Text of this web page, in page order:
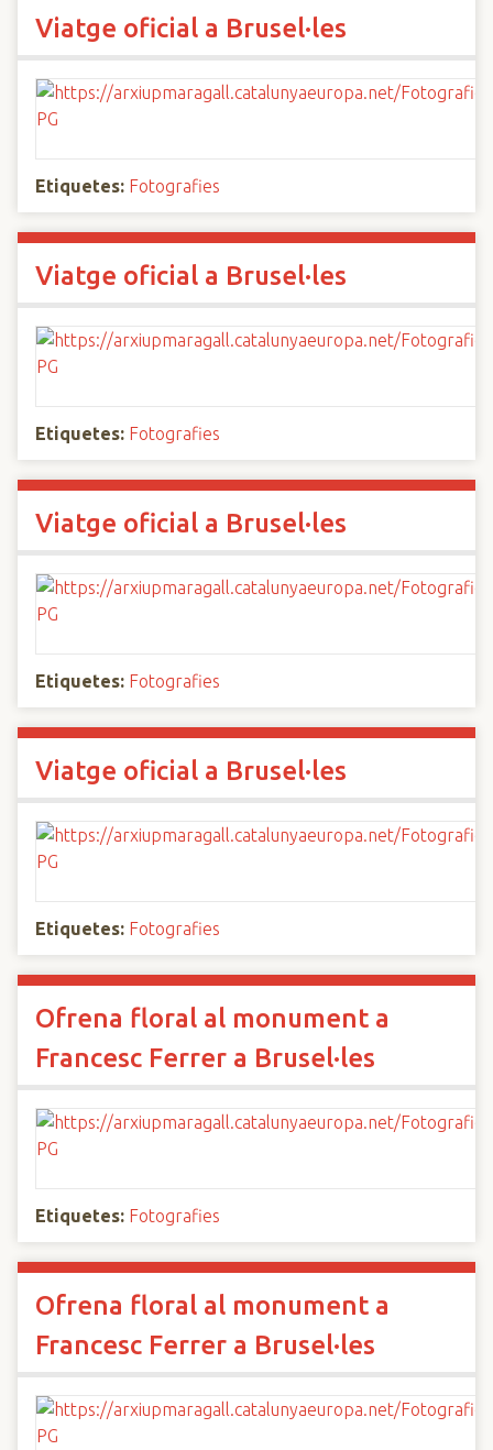
Viatge oficial a Brusel·les
Etiquetes: Fotografies
Viatge oficial a Brusel·les
Etiquetes: Fotografies
Viatge oficial a Brusel·les
Etiquetes: Fotografies
Viatge oficial a Brusel·les
Etiquetes: Fotografies
Ofrena floral al monument a
Francesc Ferrer a Brusel·les
Etiquetes: Fotografies
Ofrena floral al monument a
Francesc Ferrer a Brusel·les